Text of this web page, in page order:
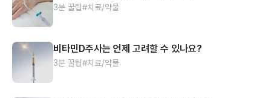
3분 꿀팁#치료/약물
비타민D주사는 언제 고려할 수 있나요?
3분 꿀팁#치료/약물